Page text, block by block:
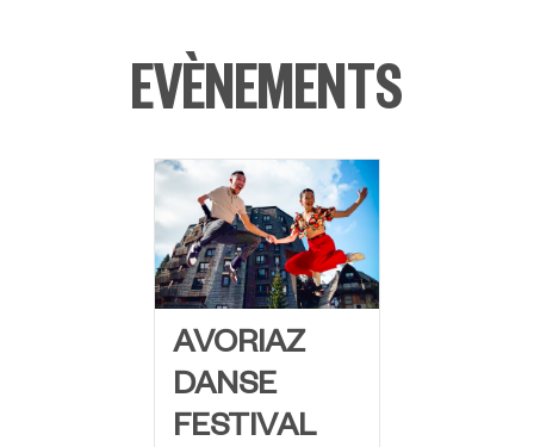
EVÈNEMENTS
AVORIAZ
DANSE
FESTIVAL